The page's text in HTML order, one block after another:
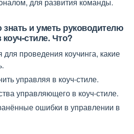
знать и уметь руководителю
стиле. Что?
проведения коучинга, какие
управляя в коуч-стиле.
управляющего в коуч-стиле.
ошибки в управлении в